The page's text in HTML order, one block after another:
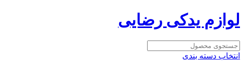
لوازم یدکی رضایی
انتخاب دسته بندی